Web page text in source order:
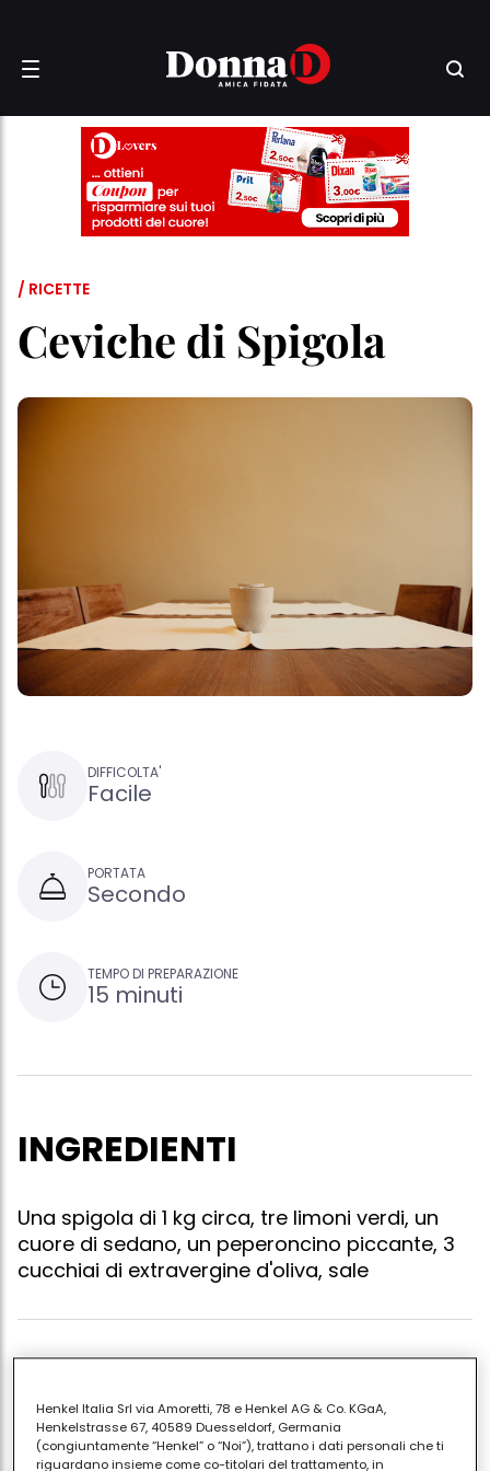
/ RICETTE
Ceviche di Spigola
DIFFICOLTA'
Facile
PORTATA
Secondo
TEMPO DI PREPARAZIONE
15 minuti
INGREDIENTI
Una spigola di 1 kg circa, tre limoni verdi, un
cuore di sedano, un peperoncino piccante, 3
cucchiai di extravergine d'oliva, sale
linioni, un cucchiaio circa di scorza grattugiata, il
peperoncino piccante a rondelle, sale e metà
Henkel Italia Srl via Amoretti, 78 e Henkel AG & Co. KGaA,
Henkelstrasse 67, 40589 Duesseldorf, Germania
(congiuntamente “Henkel” o “Noi”), trattano i dati personali che ti
riguardano insieme come co-titolari del trattamento, in